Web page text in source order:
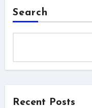
Search
Recent Posts